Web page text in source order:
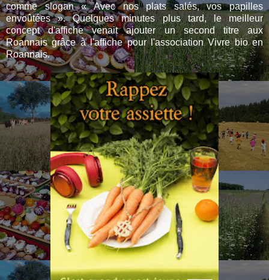
comme slogan « Avec nos plats salés, vos papilles
envoûtées ». Quelques minutes plus tard, le meilleur
concept d'affiche venait ajouter un second titre aux
Roannais grâce à l'affiche pour l'association Vivre bio en
Roannais.